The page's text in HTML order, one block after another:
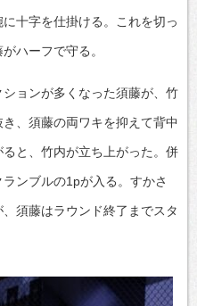
十字を仕掛ける。これを切っ
ハーフで守る。
ションが多くなった須藤が、竹
、須藤の両ワキを抑えて背中
と、竹内が立ち上がった。併
ンブルの1pが入る。すかさ
須藤はラウンド終了までスタ